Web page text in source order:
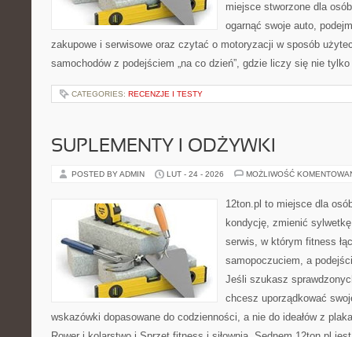
miejsce stworzone dla
ogarnąć swoje auto,
zakupowe i serwisowe oraz czytać o motoryzacji w sposób
samochodów z podejściem „na co dzień”, gdzie liczy się nie
CATEGORIES: RECENZJE I TESTY
SUPLEMENTY I ODŻYWKI
POSTED BY ADMIN LUT - 24 - 2026 MOŻLIWOŚĆ
12ton.pl to miejsce dla
kondycję, zmienić
serwis, w którym fitness
samopoczuciem, a
Jeśli szukasz
chcesz uporządkować
wskazówki dopasowane do codzienności, a nie do ideałów z